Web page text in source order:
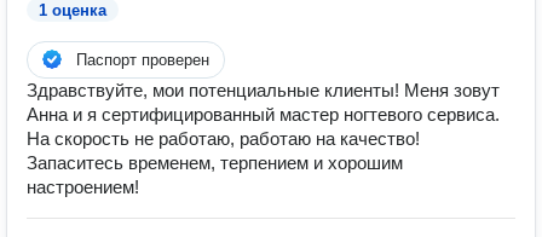
1 оценка
Паспорт проверен
Здравствуйте, мои потенциальные клиенты! Меня зовут
Анна и я сертифицированный мастер ногтевого сервиса.
На скорость не работаю, работаю на качество!
Запаситесь временем, терпением и хорошим
настроением!